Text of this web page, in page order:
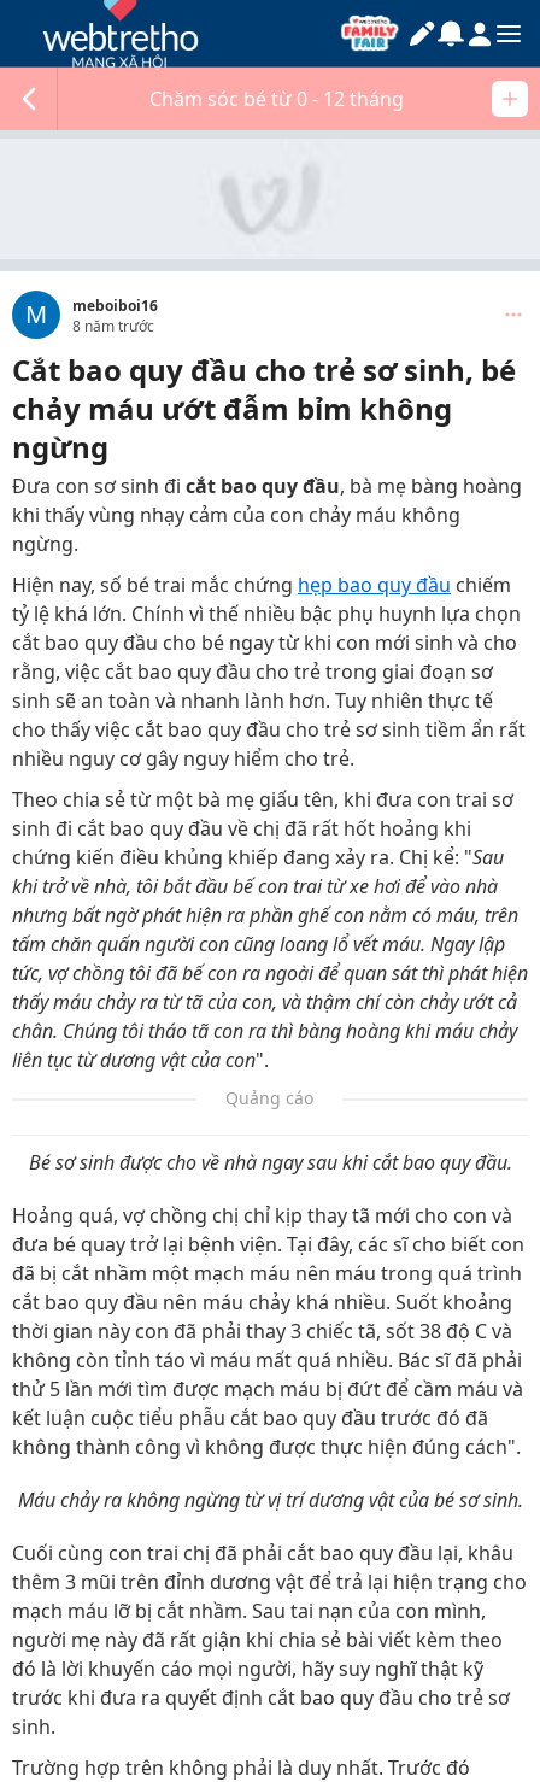
Chăm sóc bé từ 0 - 12 tháng
M
meboiboi16
8 năm trước
Cắt bao quy đầu cho trẻ sơ sinh, bé
chảy máu ướt đẫm bỉm không
ngừng
Đưa con sơ sinh đi cắt bao quy đầu, bà mẹ bàng hoàng
khi thấy vùng nhạy cảm của con chảy máu không
ngừng.
Hiện nay, số bé trai mắc chứng hẹp bao quy đầu chiếm
tỷ lệ khá lớn. Chính vì thế nhiều bậc phụ huynh lựa chọn
cắt bao quy đầu cho bé ngay từ khi con mới sinh và cho
rằng, việc cắt bao quy đầu cho trẻ trong giai đoạn sơ
sinh sẽ an toàn và nhanh lành hơn. Tuy nhiên thực tế
cho thấy việc cắt bao quy đầu cho trẻ sơ sinh tiềm ẩn rất
nhiều nguy cơ gây nguy hiểm cho trẻ.
Theo chia sẻ từ một bà mẹ giấu tên, khi đưa con trai sơ
sinh đi cắt bao quy đầu về chị đã rất hốt hoảng khi
chứng kiến điều khủng khiếp đang xảy ra. Chị kể: "Sau
khi trở về nhà, tôi bắt đầu bế con trai từ xe hơi để vào nhà
nhưng bất ngờ phát hiện ra phần ghế con nằm có máu, trên
tấm chăn quấn người con cũng loang lổ vết máu. Ngay lập
tức, vợ chồng tôi đã bế con ra ngoài để quan sát thì phát hiện
thấy máu chảy ra từ tã của con, và thậm chí còn chảy ướt cả
chân. Chúng tôi tháo tã con ra thì bàng hoàng khi máu chảy
liên tục từ dương vật của con".
Quảng cáo
Bé sơ sinh được cho về nhà ngay sau khi cắt bao quy đầu.
Hoảng quá, vợ chồng chị chỉ kịp thay tã mới cho con và
đưa bé quay trở lại bệnh viện. Tại đây, các sĩ cho biết con
đã bị cắt nhầm một mạch máu nên máu trong quá trình
cắt bao quy đầu nên máu chảy khá nhiều. Suốt khoảng
thời gian này con đã phải thay 3 chiếc tã, sốt 38 độ C và
không còn tỉnh táo vì máu mất quá nhiều. Bác sĩ đã phải
thử 5 lần mới tìm được mạch máu bị đứt để cầm máu và
kết luận cuộc tiểu phẫu cắt bao quy đầu trước đó đã
không thành công vì không được thực hiện đúng cách".
Máu chảy ra không ngừng từ vị trí dương vật của bé sơ sinh.
Cuối cùng con trai chị đã phải cắt bao quy đầu lại, khâu
thêm 3 mũi trên đỉnh dương vật để trả lại hiện trạng cho
mạch máu lỡ bị cắt nhầm. Sau tai nạn của con mình,
người mẹ này đã rất giận khi chia sẻ bài viết kèm theo
đó là lời khuyến cáo mọi người, hãy suy nghĩ thật kỹ
trước khi đưa ra quyết định cắt bao quy đầu cho trẻ sơ
sinh.
Trường hợp trên không phải là duy nhất. Trước đó